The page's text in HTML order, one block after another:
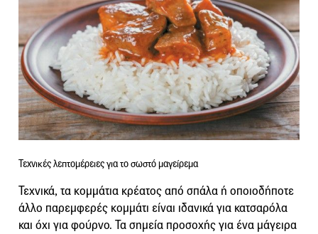
Τεχνικές λεπτομέρειες για το σωστό μαγείρεμα
Τεχνικά, τα κομμάτια κρέατος από σπάλα ή οποιοδήποτε
άλλο παρεμφερές κομμάτι είναι ιδανικά για κατσαρόλα
και όχι για φούρνο. Τα σημεία προσοχής για ένα μάγειρα